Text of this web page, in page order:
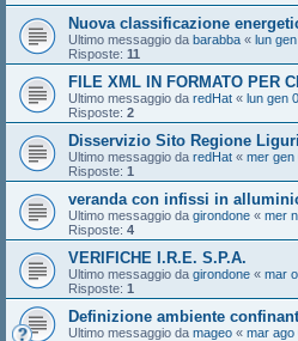
Nuova classificazione
Ultimo messaggio da barabba « lun
Risposte: 11
FILE XML IN FORMATO PER
Ultimo messaggio da redHat « lun gen
Risposte: 2
Disservizio Sito Regione
Ultimo messaggio da redHat « mer gen
Risposte: 1
veranda con infissi in
Ultimo messaggio da girondone « mer
Risposte: 4
VERIFICHE I.R.E. S.P.A.
Ultimo messaggio da girondone « mar
Risposte: 1
Definizione ambiente
Ultimo messaggio da mageo « mar ago